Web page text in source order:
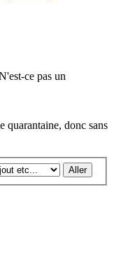
ce pas un
quarantaine, donc sans